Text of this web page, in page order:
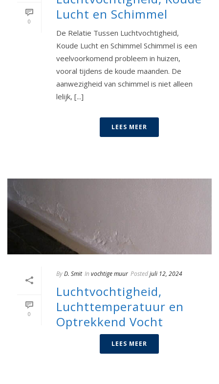
0
Lucht en Schimmel
De Relatie Tussen Luchtvochtigheid,
Koude Lucht en Schimmel Schimmel is een
veelvoorkomend probleem in huizen,
vooral tijdens de koude maanden. De
aanwezigheid van schimmel is niet alleen
lelijk, [...]
LEES MEER
0
ByD. Smit In vochtige muur Postedjuli 12, 2024
Luchtvochtigheid,
Luchttemperatuur en
Optrekkend Vocht
LEES MEER